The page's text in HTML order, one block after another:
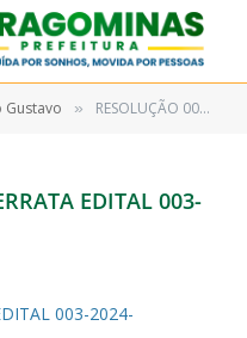
Gustavo » RESOLUÇÃO 002-2024- ERRATA EDITAL 003-2024- AUDIOVISUAL
EDITAL 003-
003-2024-